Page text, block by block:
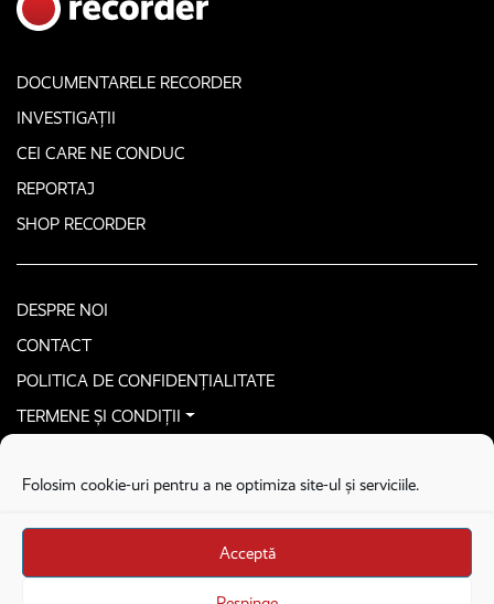
Folosim cookie-uri pentru a ne optimiza site-ul și serviciile.
Acceptă
DOCUMENTARELE RECORDER
INVESTIGAȚII
CEI CARE NE CONDUC
REPORTAJ
SHOP RECORDER
DESPRE NOI
CONTACT
POLITICA DE CONFIDENȚIALITATE
TERMENE ȘI CONDIȚII
Stega creative
Brandul Recorder e operat de Asociația Recorder Community, sub licența SC